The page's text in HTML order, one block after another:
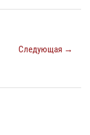
Следующая →